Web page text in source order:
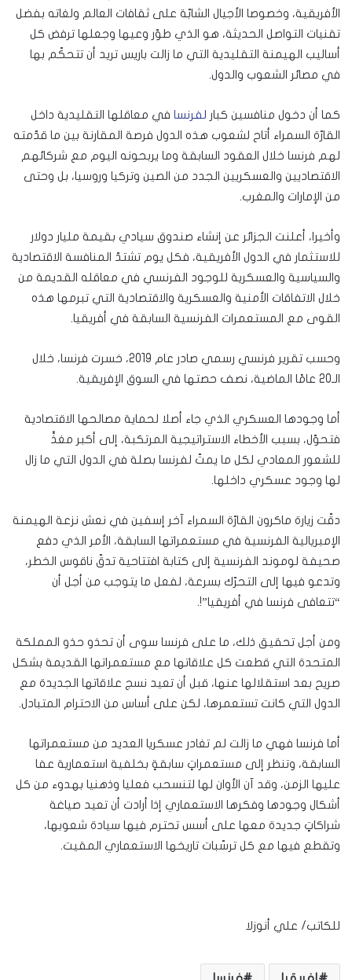
الأفريقية، وخصوصا الأجيال الشابّة على ثقافات العالم ولغاته بفضل
تقنيات التواصل الحديثة، هو الذي طوّر وعيها وجعلها ترفض كل
أساليب الهيمنة التقليدية التي ما زالت باريس تريد أن تتحكّم بها
في مصائر الشعوب والدول.
كما أن دخول منافسين كبار لفرنسا في معاقلها التقليدية داخل
القارّة السمراء أتاح لشعوب هذه الدول فرصة المقارنة بين ما قدّمته
لهم فرنسا خلال العقود السابقة وما يربحونه اليوم مع شركائهم
الاقتصاديين والعسكريين الجدد من الصين وتركيا وروسيا، بل وحتى
من الإمارات والمغرب.
وأخيرا، أعلنت الجزائر عن إنشاء صندوق سيادي بقيمة مليار دولار
للاستثمار في الدول الأفريقية، فكل يوم تشتدّ المنافسة الاقتصادية
والسياسية والعسكرية للوجود الفرنسي في معاقله القديمة من
خلال الاتفاقات الأمنية والعسكرية والاقتصادية التي تبرمها هذه
القوى مع المستعمرات الفرنسية السابقة في أفريقيا.
وحسب تقرير فرنسي رسمي صادر عام 2019، خسرت فرنسا، خلال
الـ20 عامًا الماضية، نصف حصتها في السوق الإفريقية.
أما وجودها العسكري الذي جاء أصلا لحماية مصالحها الاقتصادية
فتحوّل، بسبب الأخطاء الاستراتيجية المرتكبة، إلى أكبر مغذٍّ
للشعور المعادي لكل ما يمتّ لفرنسا بصلة في الدول التي ما زال
لها وجود عسكري داخلها.
دقّت زيارة ماكرون القارّة السمراء آخر إسفين في نعش نزعة الهيمنة
الإمبريالية الفرنسية في مستعمراتها السابقة، الأمر الذي دفع
صحيفة لوموند الفرنسية إلى كتابة افتتاحية تدقّ ناقوس الخطر،
وتدعو فيها إلى التحرّك بسرعة، لفعل ما يتوجب من أجل أن
“تتعافى فرنسا في أفريقيا”!.
ومن أجل تحقيق ذلك، ما على فرنسا سوى أن تحذو حذو المملكة
المتحدة التي قطعت كل علاقاتها مع مستعمراتها القديمة بشكل
صريح بعد استقلالها عنها، قبل أن تعيد نسج علاقاتها الجديدة مع
الدول التي كانت تستعمرها، لكن على أساس من الاحترام المتبادل.
أما فرنسا فهي ما زالت لم تغادر عسكريا العديد من مستعمراتها
السابقة، وتنظر إلى مستعمراتٍ سابقةٍ بخلفية استعمارية عفا
عليها الزمن، وقد آن الأوان لها لتنسحب فعليا وذهنيا بهدوء من كل
أشكال وجودها وفكرها الاستعماري إذا أرادت أن تعيد صياغة
شراكاتٍ جديدة معها على أسس تحترم فيها سيادة شعوبها،
وتقطع فيها مع كل ترسّبات تاريخها الاستعماري المقيت.
للكاتب/ علي أنوزلا